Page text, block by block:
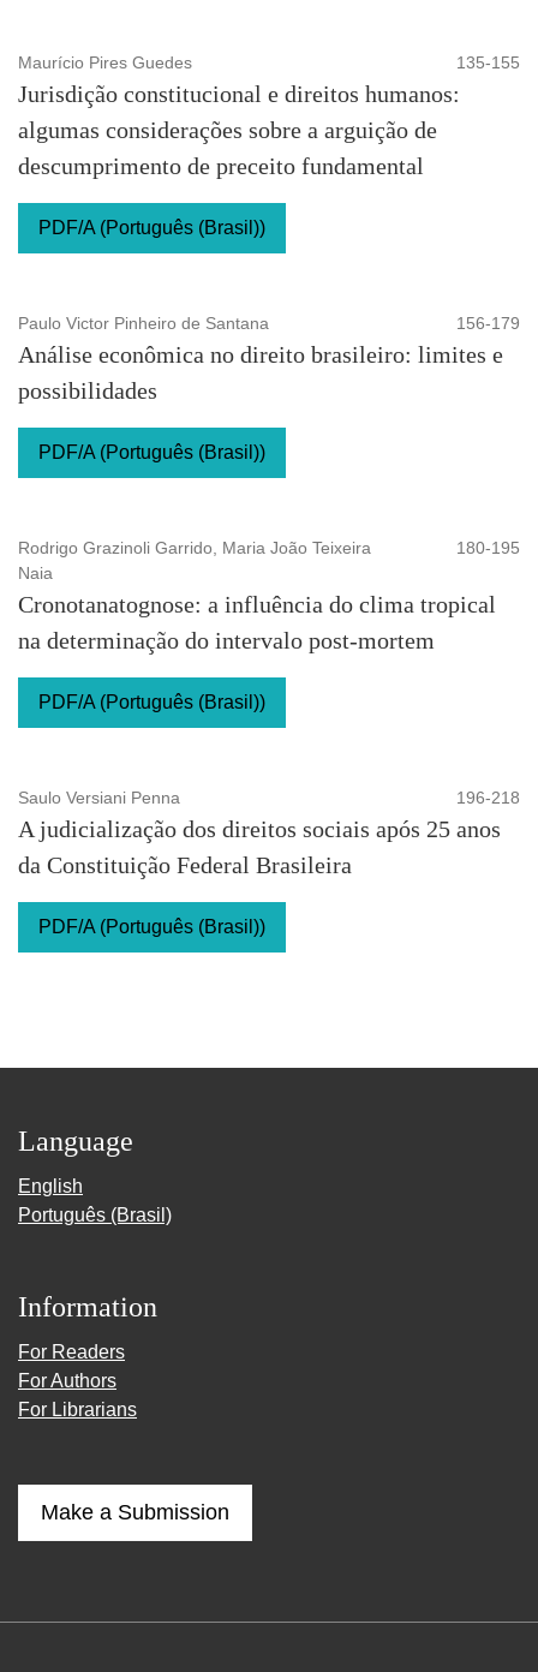
Maurício Pires Guedes 135-155
Jurisdição constitucional e direitos humanos:
algumas considerações sobre a arguição de
descumprimento de preceito fundamental
PDF/A (Português (Brasil))
Paulo Victor Pinheiro de Santana 156-179
Análise econômica no direito brasileiro: limites e
possibilidades
PDF/A (Português (Brasil))
Rodrigo Grazinoli Garrido, Maria João Teixeira
Naia
180-195
Cronotanatognose: a influência do clima tropical
na determinação do intervalo post-mortem
PDF/A (Português (Brasil))
Saulo Versiani Penna 196-218
A judicialização dos direitos sociais após 25 anos
da Constituição Federal Brasileira
PDF/A (Português (Brasil))
Language
English
Português (Brasil)
Information
For Readers
For Authors
For Librarians
Make a Submission